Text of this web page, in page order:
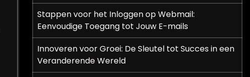
Stappen voor het Inloggen op Webmail:
Eenvoudige Toegang tot Jouw E-mails
Innoveren voor Groei: De Sleutel tot Succes in een
Veranderende Wereld